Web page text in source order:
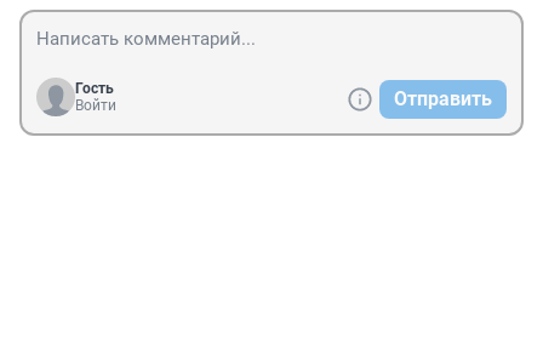
Гость
Войти
Отправить